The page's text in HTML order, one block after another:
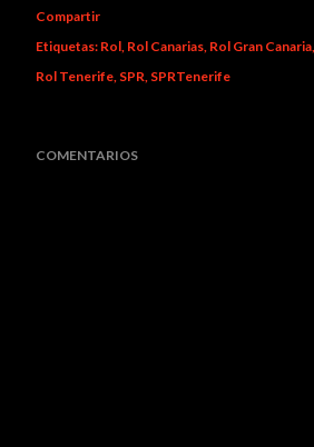
Compartir
Etiquetas: Rol Rol Canarias Rol Gran Canaria
Rol Tenerife SPR SPRTenerife
COMENTARIOS